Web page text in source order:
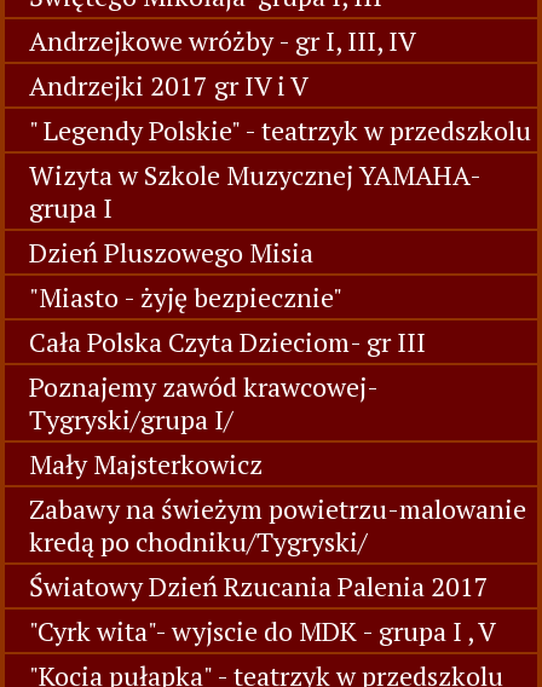
Andrzejkowe wróżby - gr I, III, IV
Andrzejki 2017 gr IV i V
" Legendy Polskie" - teatrzyk w przedszkolu
Wizyta w Szkole Muzycznej YAMAHA-
grupa I
Dzień Pluszowego Misia
"Miasto - żyję bezpiecznie"
Cała Polska Czyta Dzieciom- gr III
Poznajemy zawód krawcowej-
Tygryski/grupa I/
Mały Majsterkowicz
Zabawy na świeżym powietrzu-malowanie
kredą po chodniku/Tygryski/
Światowy Dzień Rzucania Palenia 2017
"Cyrk wita"- wyjscie do MDK - grupa I , V
"Kocia pułapka" - teatrzyk w przedszkolu